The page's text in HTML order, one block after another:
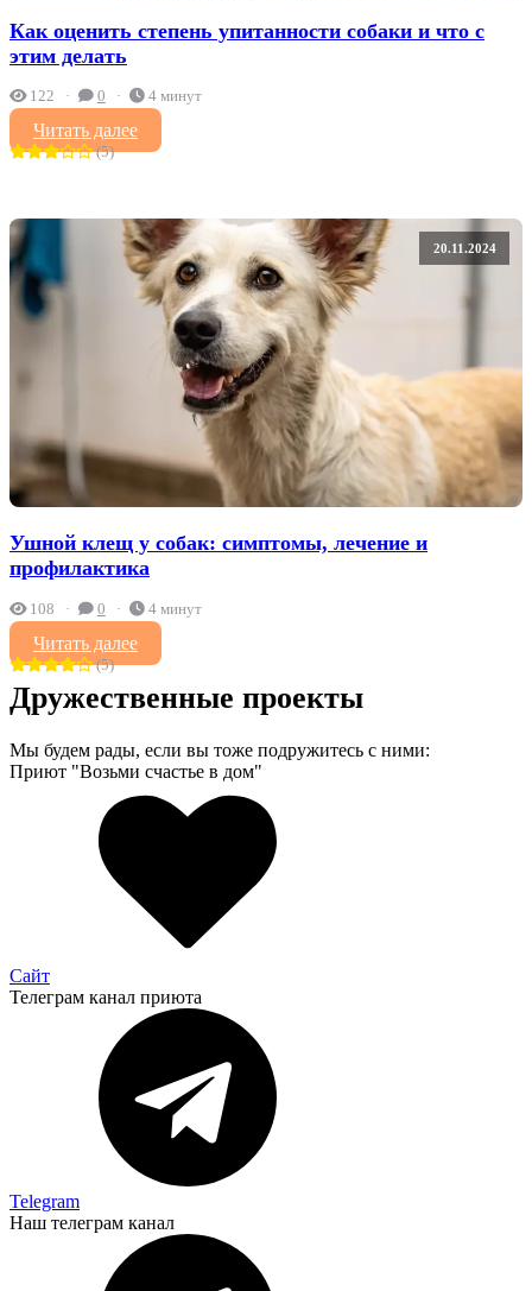
Как оценить степень упитанности собаки и что с
этим делать
122 0 4 минут
Читать далее
(5)
20.11.2024
Ушной клещ у собак: симптомы, лечение и
профилактика
108 0 4 минут
Читать далее
(5)
Дружественные проекты
Мы будем рады, если вы тоже подружитесь с ними:
Приют "Возьми счастье в дом"
Сайт
Телеграм канал приюта
Telegram
Наш телеграм канал